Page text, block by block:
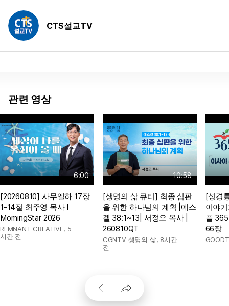
CTS설교TV
관련 영상
6:00
[20260810] 사무엘하 17장
1-14절 최주영 목사 l
MorningStar 2026
REMNANT CREATIVE, 5
시간 전
10:58
[생명의 삶 큐티] 최종 심판
을 위한 하나님의 계획 |에스
겔 38:1~13| 서정오 목사 |
260810QT
CGNTV 생명의 삶, 8시간
전
[성경
이야
플
66장